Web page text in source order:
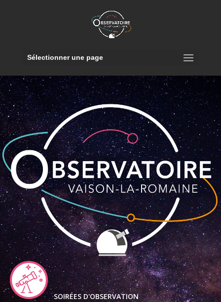
Sélectionner une page
SOIRÉES D'OBSERVATION